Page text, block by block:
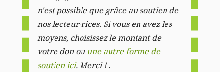
n'est possible que grâce au soutien de
nos lecteur·rices. Si vous en avez les
moyens, choisissez le montant de
votre don ou une autre forme de
soutien ici. Merci ! .